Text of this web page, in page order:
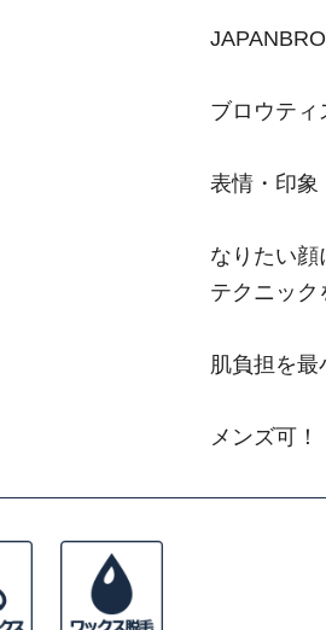
ブロウティ
表情・印象
なりたい
テクニック
肌負担を
メンズ可！